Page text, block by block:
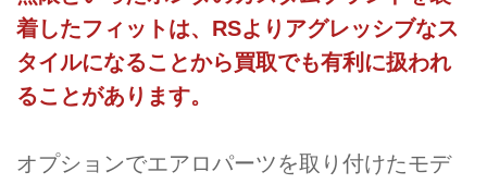
着したフィットは、RSよりアグレッシブなス
タイルになることから買取でも有利に扱われ
ることがあります。
オプションでエアロパーツを取り付けたモデ